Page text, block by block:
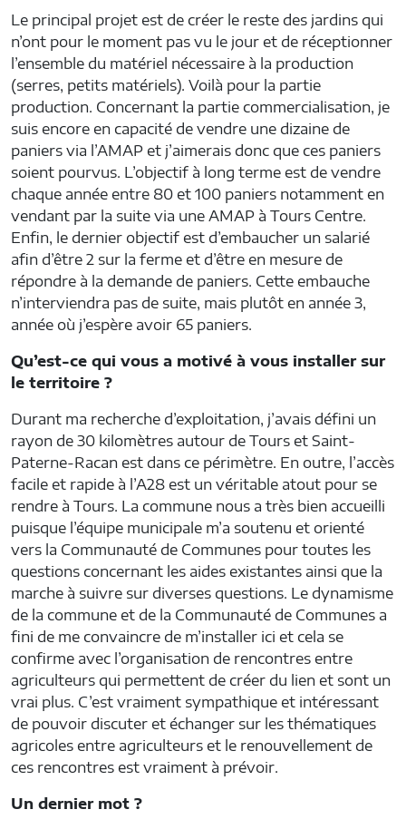
Le principal projet est de créer le reste des jardins qui
n’ont pour le moment pas vu le jour et de réceptionner
l’ensemble du matériel nécessaire à la production
(serres, petits matériels). Voilà pour la partie
production. Concernant la partie commercialisation, je
suis encore en capacité de vendre une dizaine de
paniers via l’AMAP et j’aimerais donc que ces paniers
soient pourvus. L’objectif à long terme est de vendre
chaque année entre 80 et 100 paniers notamment en
vendant par la suite via une AMAP à Tours Centre.
Enfin, le dernier objectif est d’embaucher un salarié
afin d’être 2 sur la ferme et d’être en mesure de
répondre à la demande de paniers. Cette embauche
n’interviendra pas de suite, mais plutôt en année 3,
année où j’espère avoir 65 paniers.
Qu’est-ce qui vous a motivé à vous installer sur
le territoire ?
Durant ma recherche d’exploitation, j’avais défini un
rayon de 30 kilomètres autour de Tours et Saint-
Paterne-Racan est dans ce périmètre. En outre, l’accès
facile et rapide à l’A28 est un véritable atout pour se
rendre à Tours. La commune nous a très bien accueilli
puisque l’équipe municipale m’a soutenu et orienté
vers la Communauté de Communes pour toutes les
questions concernant les aides existantes ainsi que la
marche à suivre sur diverses questions. Le dynamisme
de la commune et de la Communauté de Communes a
fini de me convaincre de m’installer ici et cela se
confirme avec l’organisation de rencontres entre
agriculteurs qui permettent de créer du lien et sont un
vrai plus. C’est vraiment sympathique et intéressant
de pouvoir discuter et échanger sur les thématiques
agricoles entre agriculteurs et le renouvellement de
ces rencontres est vraiment à prévoir.
Un dernier mot ?